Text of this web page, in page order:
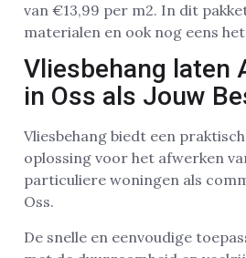
van €13,99 per m2. In dit
materialen en ook nog eens
Vliesbehang laten
in Oss als Jouw
Vliesbehang biedt een
oplossing voor het afwerken
particuliere woningen als
Oss.
De snelle en eenvoudige